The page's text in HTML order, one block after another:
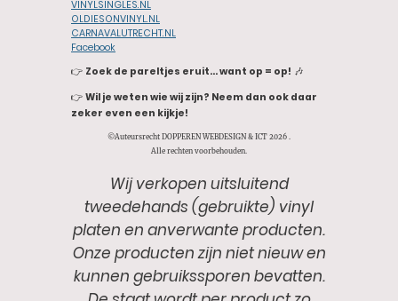
VINYLSINGLES.NL
OLDIESONVINYL.NL
CARNAVALUTRECHT.NL
Facebook
👉 Zoek de pareltjes eruit… want op = op! 🎶
👉 Wil je weten wie wij zijn? Neem dan ook daar
zeker even een kijkje!
©Auteursrecht DOPPEREN WEBDESIGN & ICT 2026 .
Alle rechten voorbehouden.
Wij verkopen uitsluitend
tweedehands (gebruikte) vinyl
platen en anverwante producten.
Onze producten zijn niet nieuw en
kunnen gebruikssporen bevatten.